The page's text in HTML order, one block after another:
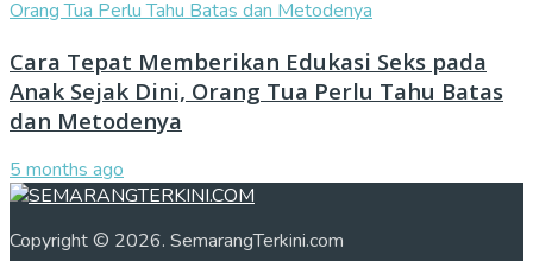
Cara Tepat Memberikan Edukasi Seks pada
Anak Sejak Dini, Orang Tua Perlu Tahu Batas
dan Metodenya
5 months ago
Copyright © 2026. SemarangTerkini.com